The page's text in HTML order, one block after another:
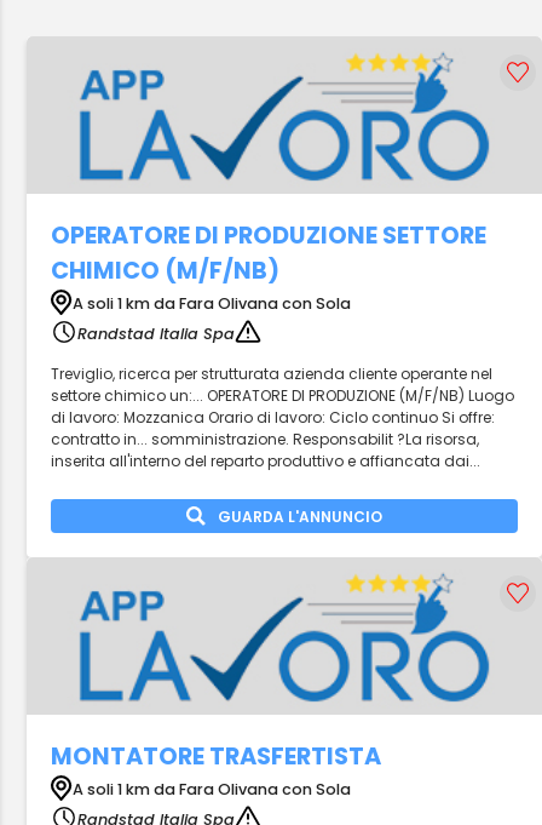
OPERATORE DI PRODUZIONE SETTORE
CHIMICO (M/F/NB)
A soli 1 km da Fara Olivana con Sola
Randstad Italia Spa
Treviglio, ricerca per strutturata azienda cliente operante nel
settore chimico un:... OPERATORE DI PRODUZIONE (M/F/NB) Luogo
di lavoro: Mozzanica Orario di lavoro: Ciclo continuo Si offre:
contratto in... somministrazione. Responsabilit ?La risorsa,
inserita all'interno del reparto produttivo e affiancata dai...
GUARDA L'ANNUNCIO
MONTATORE TRASFERTISTA
A soli 1 km da Fara Olivana con Sola
Randstad Italia Spa